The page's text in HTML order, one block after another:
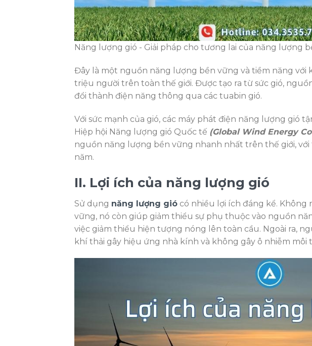
Năng lượng gió - Giải pháp cho tương lai của năng lượng
Đây là một nguồn năng lượng bền vững và tiềm năng với
triệu người trên toàn thế giới. Được tạo ra từ sức gió,
đổi thành điện năng thông qua các tuabin gió.
Với sức mạnh của gió, các máy phát điện năng lượng gió
Hiệp hội Năng lượng gió Quốc tế (Global Wind Energy
nguồn năng lượng bền vững nhanh nhất trên thế giới,
năm.
II. Lợi ích của năng lượng gió
Sử dụng năng lượng gió có nhiều lợi ích đáng kể.
vững, nó còn giúp giảm thiểu sự phụ thuộc vào nguồn
việc giảm thiểu hiện tượng nóng lên toàn cầu. Ngoài ra,
khí thải gây hiệu ứng nhà kính và không gây ô nhiễm môi